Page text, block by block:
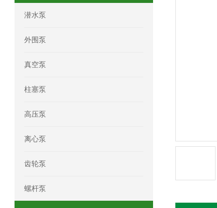
OEMER电机QLS 180M环保农业领域
AC-motoren交流电机ACM 160M-4参
潜水泵
外围泵
真空泵
柱塞泵
高压泵
离心泵
齿轮泵
螺杆泵